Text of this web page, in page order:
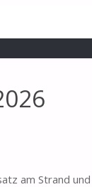
am Strand